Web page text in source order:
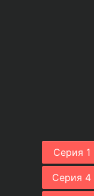
Серия 1
Серия 4